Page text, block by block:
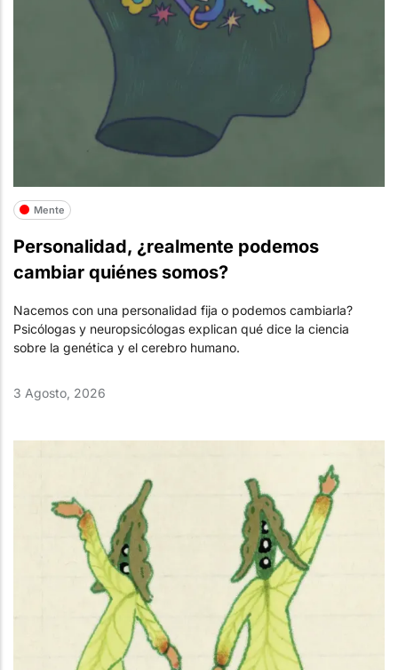
Mente
Personalidad, ¿realmente podemos
cambiar quiénes somos?
Nacemos con una personalidad fija o podemos cambiarla?
Psicólogas y neuropsicólogas explican qué dice la ciencia
sobre la genética y el cerebro humano.
3 Agosto, 2026